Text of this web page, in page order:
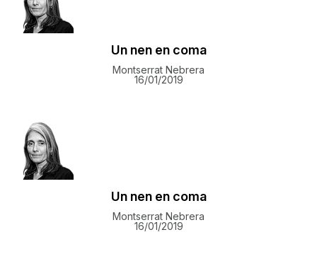
Un nen en coma
Montserrat Nebrera
16/01/2019
Un nen en coma
Montserrat Nebrera
16/01/2019